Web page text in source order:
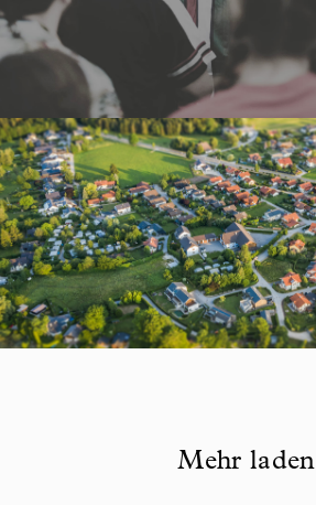
Mehr laden